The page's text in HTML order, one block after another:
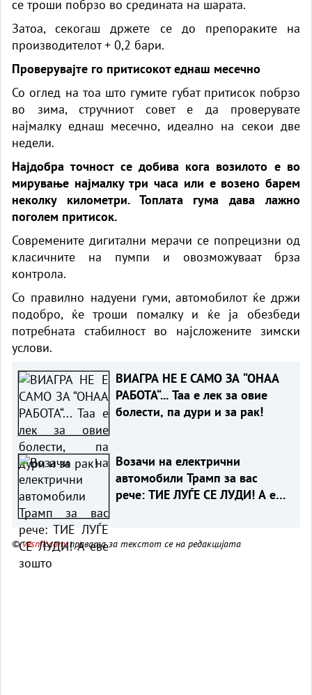
се троши побрзо во средината на шарата.
Затоа, секогаш држете се до препораките на
производителот + 0,2 бари.
Проверувајте го притисокот еднаш месечно
Со оглед на тоа што гумите губат притисок побрзо
во зима, стручниот совет е да проверувате
најмалку еднаш месечно, идеално на секои две
недели.
Најдобра точност се добива кога возилото е во
мирување најмалку три часа или е возено барем
неколку километри. Топлата гума дава лажно
поголем притисок.
Современите дигитални мерачи се попрецизни од
класичните на пумпи и овозможуваат брза
контрола.
Со правилно надуени гуми, автомобилот ќе држи
подобро, ќе троши помалку и ќе ја обезбеди
потребната стабилност во најсложените зимски
услови.
ВИАГРА НЕ Е САМО ЗА “ОНАА
РАБОТА“... Таа е лек за овие
болести, па дури и за рак!
Возачи на електрични
автомобили Трамп за вас
рече: ТИЕ ЛУЃЕ СЕ ЛУДИ! А еве
©vesnik.com, правата за текстот се на редакцијата